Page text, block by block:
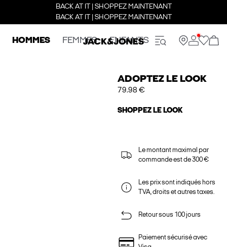
BACK AT IT | SHOPPEZ MAINTENANT
BACK AT IT | SHOPPEZ MAINTENANT
HOMMES FEMMES ENFANTS
ADOPTEZ LE LOOK
79.98 €
SHOPPEZ LE LOOK
Le montant maximal par
commande est de 300 €
Les prix sont indiqués hors
TVA, droits et autres taxes.
Retour sous 100 jours
Paiement sécurisé avec